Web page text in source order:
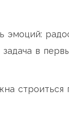
эмоций:
в
строиться